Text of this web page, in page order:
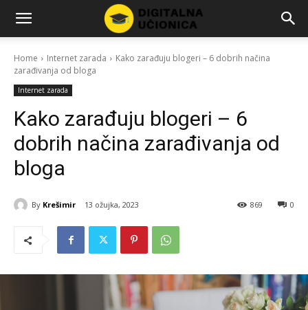
Home Internet zarada
Kako zarađuju blogeri – 6 dobrih načina
zarađivanja od bloga
Internet zarada
Kako zarađuju blogeri – 6
dobrih načina zarađivanja od
bloga
By Krešimir 13 ožujka, 2023 0
869